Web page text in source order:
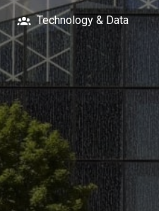
Technology & Data